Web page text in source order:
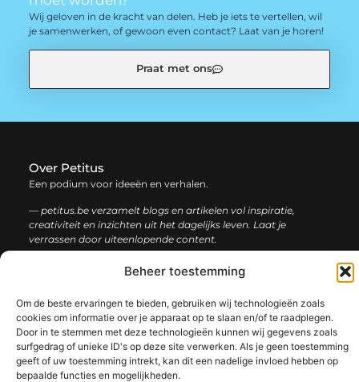
Beheer toestemming
Om de beste ervaringen te bieden, gebruiken wij technologieën zoals
cookies om informatie over je apparaat op te slaan en/of te raadplegen.
Door in te stemmen met deze technologieën kunnen wij gegevens zoals
surfgedrag of unieke ID's op deze site verwerken. Als je geen toestemming
geeft of uw toestemming intrekt, kan dit een nadelige invloed hebben op
bepaalde functies en mogelijkheden.
Wij geloven in de kracht van delen. Heb je iets te vertellen, wil
je samenwerken, of gewoon even contact? Laat van je horen!
Praat met ons
Over Petitus
Een podium voor ideeën en verhalen.
— petitus.be verzamelt blogs en artikelen vol inspiratie,
creativiteit en inzichten uit het dagelijks leven. Laat je
verrassen door uiteenlopende content.
informatie